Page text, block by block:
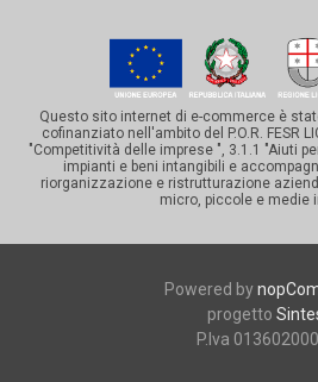
Questo sito internet di e-commerce è
cofinanziato nell'ambito del P.O.R. FESR
"Competitività delle imprese ", 3.1.1 "Aiuti
impianti e beni intangibili e
riorganizzazione e ristrutturazione
micro, piccole e medie
Powered by
progetto
P.Iva